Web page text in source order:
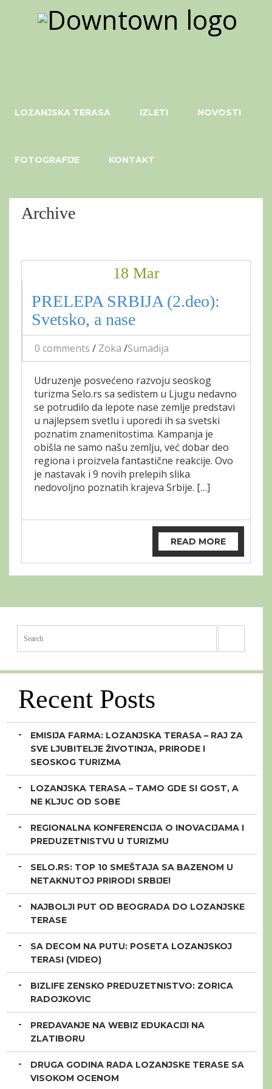
LOZANJSKA TERASA IZLETI NOVOSTI
FOTOGRAFIJE KONTAKT
Archive
18 Mar
PRELEPA SRBIJA (2.deo):
Svetsko, a nase
0 comments / Zoka /Sumadija
Udruzenje posvećeno razvoju seoskog
turizma Selo.rs sa sedistem u Ljugu nedavno
se potrudilo da lepote nase zemlje predstavi
u najlepsem svetlu i uporedi ih sa svetski
poznatim znamenitostima. Kampanja je
obišla ne samo našu zemlju, već dobar deo
regiona i proizvela fantastične reakcije. Ovo
je nastavak i 9 novih prelepih slika
nedovoljno poznatih krajeva Srbije. […]
READ MORE
Recent Posts
EMISIJA FARMA: LOZANJSKA TERASA – RAJ ZA
SVE LJUBITELJE ŽIVOTINJA, PRIRODE I
SEOSKOG TURIZMA
LOZANJSKA TERASA – TAMO GDE SI GOST, A
NE KLJUC OD SOBE
REGIONALNA KONFERENCIJA O INOVACIJAMA I
PREDUZETNISTVU U TURIZMU
SELO.RS: TOP 10 SMEŠTAJA SA BAZENOM U
NETAKNUTOJ PRIRODI SRBIJE!
NAJBOLJI PUT OD BEOGRADA DO LOZANJSKE
TERASE
SA DECOM NA PUTU: POSETA LOZANJSKOJ
TERASI (VIDEO)
BIZLIFE ZENSKO PREDUZETNISTVO: ZORICA
RADOJKOVIC
PREDAVANJE NA WEBIZ EDUKACIJI NA
ZLATIBORU
DRUGA GODINA RADA LOZANJSKE TERASE SA
VISOKOM OCENOM